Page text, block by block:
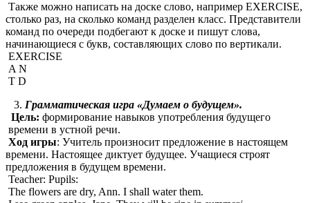
Также можно написать на доске слово, например EXERCISE,
столько раз, на сколько команд разделен класс. Представители
команд по очереди подбегают к доске и пишут слова,
начинающиеся с букв, составляющих слово по вертикали.
EXERCISE
A N
T D
Грамматическая игра «Думаем о будущем».
Цель: формирование навыков употребления будущего
времени в устной речи.
Ход игры: Учитель произносит предложение в настоящем
времени. Настоящее диктует будущее. Учащиеся строят
предложения в будущем времени.
Teacher: Pupils:
The flowers are dry, Ann. I shall water them.